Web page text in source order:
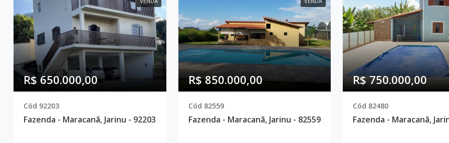
R$ 650.000,00
Cód 92203
Fazenda - Maracanã, Jarinu - 92203
R$ 850.000,00
Cód 82559
Fazenda - Maracanã, Jarinu - 82559
R$ 750.000,00
Cód 82480
Fazenda - Maracanã,